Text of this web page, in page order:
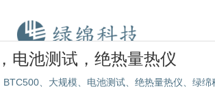
电池测试，绝热量热仪
BTC500、大规模、电池测试、绝热量热仪、绿绵